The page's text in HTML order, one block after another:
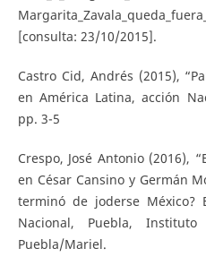
[consulta: 23/10/2015].
Castro Cid, Andrés (2015),
en América Latina, acción
pp. 3-5
Crespo, José Antonio (2016),
en César Cansino y Germán
terminó de joderse México?
Nacional, Puebla,
Puebla/Mariel.